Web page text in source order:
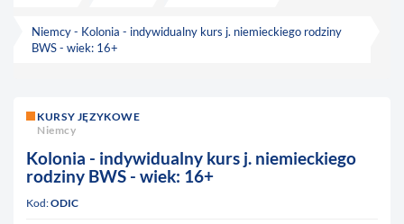
Niemcy - Kolonia - indywidualny kurs j. niemieckiego rodziny
BWS - wiek: 16+
KURSY JĘZYKOWE
Niemcy
Kolonia - indywidualny kurs j. niemieckiego
rodziny BWS - wiek: 16+
Kod:ODIC